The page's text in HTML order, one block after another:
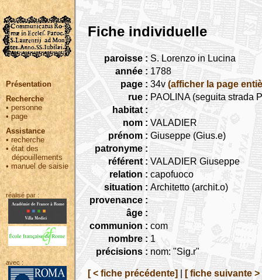
Présentation
Recherche
• personne
•page
Assistance
• recherche
•état des
dépouillements
•manuel de saisie
réalisé par :
avec :
Fiche individuelle
paroisse : S. Lorenzo in Lucina
année : 1788
page : 34v (afficher la page
rue : PAOLINA (seguita strada
habitat :
nom : VALADIER
prénom : Giuseppe (Gius.e)
patronyme :
référent : VALADIER Giuseppe
relation : capofuoco
situation : Architetto (archit.o)
provenance :
âge :
communion : com
nombre : 1
précisions : nom: "Sig.r"
[ < fiche précédente] [ fiche suivante >